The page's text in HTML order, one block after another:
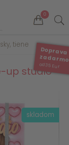
0
Doprava
od 35 Eur
tiene
up studio
skladom